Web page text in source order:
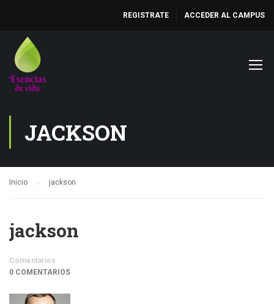
REGISTRATE ACCEDER AL CAMPUS
JACKSON
Inicio jackson
jackson
Comentarios
0 COMENTARIOS